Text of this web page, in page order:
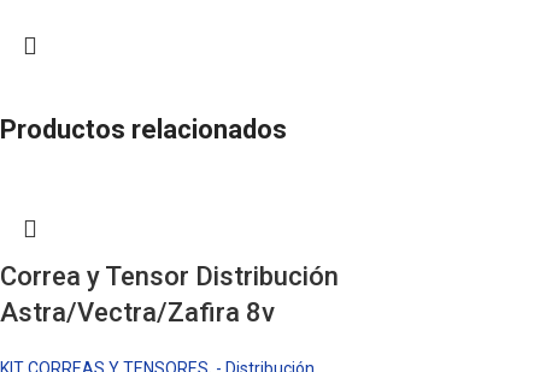
Productos relacionados
Correa y Tensor Distribución
Astra/Vectra/Zafira 8v